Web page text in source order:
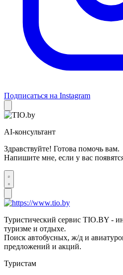
Подписаться на Instagram
AI-консультант
Здравствуйте! Готова помочь вам.
Напишите мне, если у вас
Туристический сервис TIO.BY -
туризме и отдыхе.
Поиск автобусных, ж/д и
предложений и акций.
Туристам